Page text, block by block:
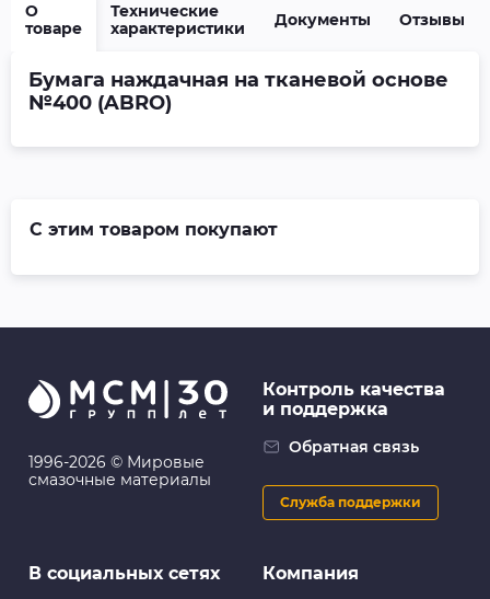
О
товаре
Технические
характеристики
Документы Отзывы
Бумага наждачная на тканевой основе
№400 (ABRO)
С этим товаром покупают
1996-2026 © Мировые
смазочные материалы
Компания
Контроль качества
и поддержка
Обратная связь
Служба поддержки
В социальных сетях